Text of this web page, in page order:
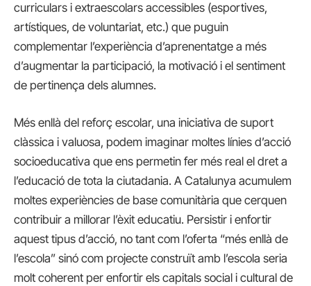
curriculars i extraescolars accessibles (esportives,
artístiques, de voluntariat, etc.) que puguin
complementar l’experiència d’aprenentatge a més
d’augmentar la participació, la motivació i el sentiment
de pertinença dels alumnes.
Més enllà del reforç escolar, una iniciativa de suport
clàssica i valuosa, podem imaginar moltes línies d’acció
socioeducativa que ens permetin fer més real el dret a
l’educació de tota la ciutadania. A Catalunya acumulem
moltes experiències de base comunitària que cerquen
contribuir a millorar l’èxit educatiu. Persistir i enfortir
aquest tipus d’acció, no tant com l’oferta “més enllà de
l’escola” sinó com projecte construït amb l’escola seria
molt coherent per enfortir els capitals social i cultural de